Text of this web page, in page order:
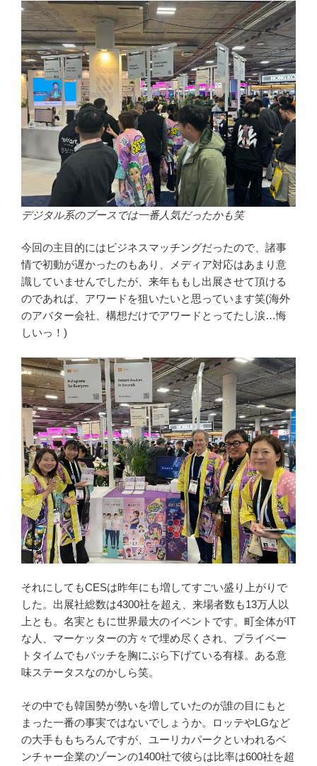
デジタル系のブースでは一番人気だったかも笑
今回の主目的にはビジネスマッチングだったので、諸事
情で初動が遅かったのもあり、メディア対応はあまり意
識していませんでしたが、来年ももし出展させて頂ける
のであれば、アワードを狙いたいと思っています笑(海外
のアバター会社、構想だけでアワードとってたし涙…悔
しいっ！)
それにしてもCESは昨年にも増してすごい盛り上がりで
した。出展社総数は4300社を超え、来場者数も13万人以
上とも。名実ともに世界最大のイベントです。町全体がIT
な人、マーケッターの方々で埋め尽くされ、プライベー
トタイムでもバッチを胸にぶら下げている有様。ある意
味ステータスなのかしら笑。
その中でも韓国勢が勢いを増していたのが誰の目にもと
まった一番の事実ではないでしょうか。ロッテやLGなど
の大手ももちろんですが、ユーリカパークといわれるベ
ンチャー企業のゾーンの1400社で彼らは比率は600社を超